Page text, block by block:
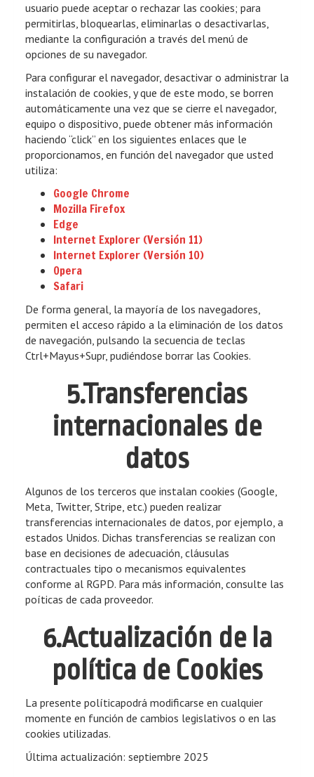
usuario puede aceptar o rechazar las cookies; para
permitirlas, bloquearlas, eliminarlas o desactivarlas,
mediante la configuración a través del menú de
opciones de su navegador.
Para configurar el navegador, desactivar o administrar la
instalación de cookies, y que de este modo, se borren
automáticamente una vez que se cierre el navegador,
equipo o dispositivo, puede obtener más información
haciendo “click” en los siguientes enlaces que le
proporcionamos, en función del navegador que usted
utiliza:
Google Chrome
Mozilla Firefox
Edge
Internet Explorer (Versión 11)
Internet Explorer (Versión 10)
Opera
Safari
De forma general, la mayoría de los navegadores,
permiten el acceso rápido a la eliminación de los datos
de navegación, pulsando la secuencia de teclas
Ctrl+Mayus+Supr, pudiéndose borrar las Cookies.
5.Transferencias
internacionales de
datos
Algunos de los terceros que instalan cookies (Google,
Meta, Twitter, Stripe, etc.) pueden realizar
transferencias internacionales de datos, por ejemplo, a
estados Unidos. Dichas transferencias se realizan con
base en decisiones de adecuación, cláusulas
contractuales tipo o mecanismos equivalentes
conforme al RGPD. Para más información, consulte las
poíticas de cada proveedor.
6.Actualización de la
política de Cookies
La presente políticapodrá modificarse en cualquier
momente en función de cambios legislativos o en las
cookies utilizadas.
Última actualización: septiembre 2025